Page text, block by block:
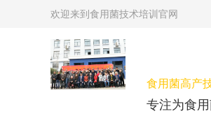
欢迎来到食用菌技术培训官网
食用菌高产
专注为食